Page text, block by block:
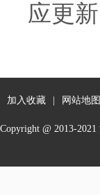
应更新
加入收藏 网站地图
Copyright @ 2013-